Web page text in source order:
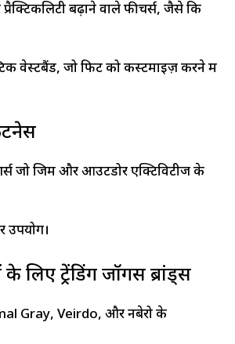
बढ़ाने वाले फीचर्स, जैसे कि
वेस्टबैंड, जो फिट को कस्टमाइज़ करने में
जो जिम और आउटडोर एक्टिविटीज के
उपयोग।
लिए ट्रेंडिंग जॉगर्स ब्रांड्स
Gray, Veirdo, और नबेरो के